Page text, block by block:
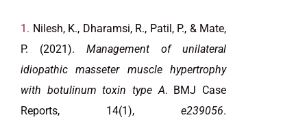
Nilesh, K., Dharamsi, R., Patil, P., & Mate,
P. (2021). Management of unilateral
idiopathic masseter muscle hypertrophy
with botulinum toxin type A. BMJ Case
Reports, 14(1), e239056.